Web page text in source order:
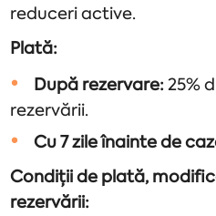
reduceri active.
Plată:
După rezervare:25%
rezervării.
Cu 7 zile înainte de
Condiții de plată,
rezervării: